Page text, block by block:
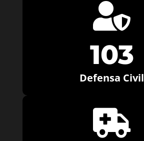

103
Defensa Civil
